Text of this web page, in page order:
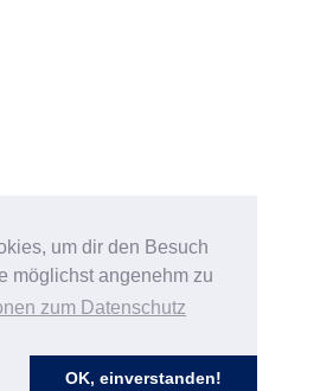
um dir den Besuch
möglichst angenehm zu
zum Datenschutz
OK, einverstanden!